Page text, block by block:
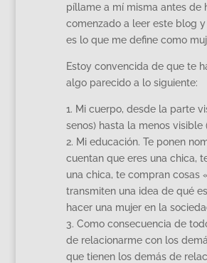
píllame a mí misma antes de
comenzado a leer este blog
es lo que me define como
Estoy convencida de que te
algo parecido a lo siguiente:
1. Mi cuerpo, desde la parte
senos) hasta la menos visible
2. Mi educación. Te ponen
cuentan que eres una chica,
una chica, te compran cosas
transmiten una idea de qué
hacer una mujer en la
3. Como consecuencia de
de relacionarme con los
que tienen los demás de